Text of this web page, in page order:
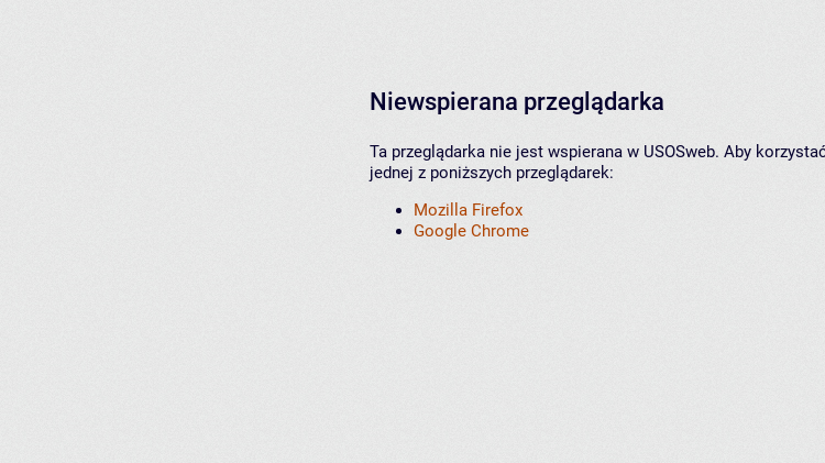
Niewspierana przeglądarka
Ta przeglądarka nie jest wspierana w USOSweb. Aby
jednej z poniższych przeglądarek:
Mozilla Firefox
Google Chrome